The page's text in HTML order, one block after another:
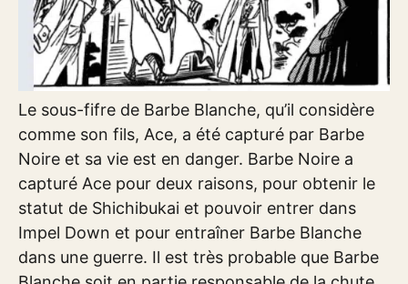
Le sous-fifre de Barbe Blanche, qu’il considère
comme son fils, Ace, a été capturé par Barbe
Noire et sa vie est en danger. Barbe Noire a
capturé Ace pour deux raisons, pour obtenir le
statut de Shichibukai et pouvoir entrer dans
Impel Down et pour entraîner Barbe Blanche
dans une guerre. Il est très probable que Barbe